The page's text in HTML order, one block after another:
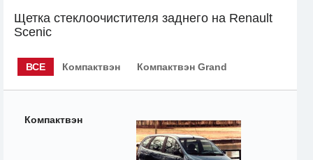
Щетка стеклоочистителя заднего на Renault
Scenic
ВСЕ Компактвэн Компактвэн Grand
Компактвэн